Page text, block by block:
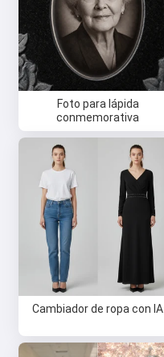
Foto para lápida
conmemorativa
Cambiador de ropa con IA